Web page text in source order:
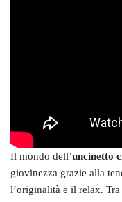
Il mondo dell’uncinetto
giovinezza grazie alla
l’originalità e il relax.